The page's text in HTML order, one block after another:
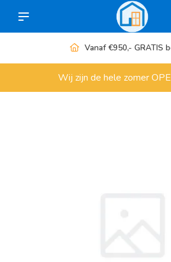
Vanaf €950,- GRATIS
Wij zijn de hele zomer